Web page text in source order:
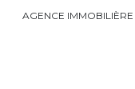
AGENCE IMMOBILIÈRE